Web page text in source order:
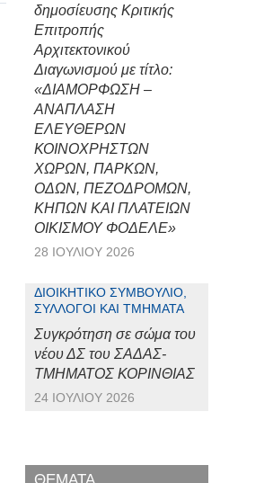
δημοσίευσης Κριτικής
Επιτροπής
Αρχιτεκτονικού
Διαγωνισμού με τίτλο:
«ΔΙΑΜΟΡΦΩΣΗ –
ΑΝΑΠΛΑΣΗ
ΕΛΕΥΘΕΡΩΝ
ΚΟΙΝΟΧΡΗΣΤΩΝ
ΧΩΡΩΝ, ΠΑΡΚΩΝ,
ΟΔΩΝ, ΠΕΖΟΔΡΟΜΩΝ,
ΚΗΠΩΝ ΚΑΙ ΠΛΑΤΕΙΩΝ
ΟΙΚΙΣΜΟΥ ΦΟΔΕΛΕ»
28 ΙΟΥΛΊΟΥ 2026
ΔΙΟΙΚΗΤΙΚΌ ΣΥΜΒΟΎΛΙΟ,
ΣΎΛΛΟΓΟΙ ΚΑΙ ΤΜΉΜΑΤΑ
Συγκρότηση σε σώμα του
νέου ΔΣ του ΣΑΔΑΣ-
ΤΜΗΜΑΤΟΣ ΚΟΡΙΝΘΙΑΣ
24 ΙΟΥΛΊΟΥ 2026